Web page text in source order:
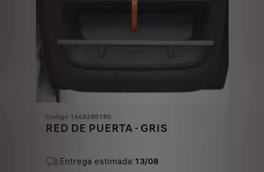
Codigo 1668280180
RED DE PUERTA - GRIS
Entrega estimada:13/08